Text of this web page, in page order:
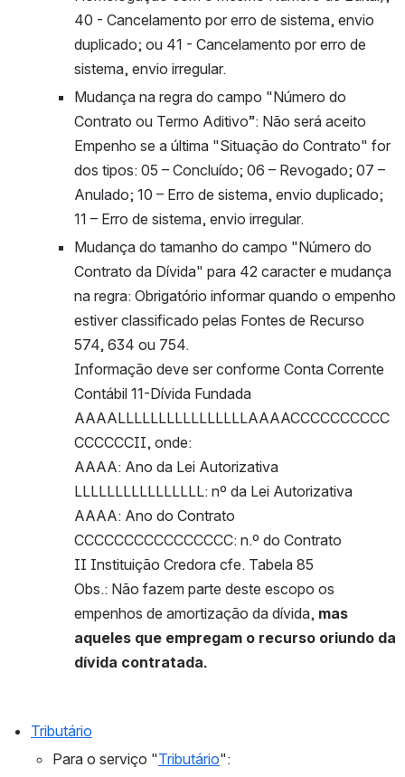
40 - Cancelamento por erro de sistema, envio
duplicado; ou 41 - Cancelamento por erro de
sistema, envio irregular.
Mudança na regra do campo "Número do
Contrato ou Termo Aditivo”: Não será aceito
Empenho se a última "Situação do Contrato" for
dos tipos: 05 – Concluído; 06 – Revogado; 07 –
Anulado; 10 – Erro de sistema, envio duplicado;
11 – Erro de sistema, envio irregular.
Mudança do tamanho do campo "Número do
Contrato da Dívida" para 42 caracter e mudança
na regra: Obrigatório informar quando o empenho
estiver classificado pelas Fontes de Recurso
574, 634 ou 754.
Informação deve ser conforme Conta Corrente
Contábil 11-Dívida Fundada
AAAALLLLLLLLLLLLLLLLAAAACCCCCCCCCC
CCCCCCII, onde:
AAAA: Ano da Lei Autorizativa
LLLLLLLLLLLLLLLL: nº da Lei Autorizativa
AAAA: Ano do Contrato
CCCCCCCCCCCCCCCC: n.º do Contrato
II Instituição Credora cfe. Tabela 85
Obs.: Não fazem parte deste escopo os
empenhos de amortização da dívida, mas
aqueles que empregam o recurso oriundo da
dívida contratada.
Tributário
Para o serviço "Tributário":